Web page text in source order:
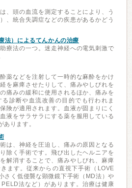
、頭の血流を測定することにより、う
、統合失調症などの疾患があるかどう
法）によるてんかんの治療
療法の一つ。迷走神経への電気刺激で
薬などを注射して一時的な麻酔をかけ
を麻痺させたりして、痛みやしびれを
痛みの緩和に使用されるほか、痛みを
診断や血流改善の目的でも行われま
険が適用されます。血液が固まりにく
液をサラサラにする薬を服用している
ります。
は、神経を圧迫し、痛みの原因となる
除く手術です。飛び出したヘルニアを
解消することで、痛みやしびれ、麻痺
ます。従来からの直視下手術（LOVE
さく低侵襲な顕微鏡下手術（MD法）や
法など）があります。治療は健康